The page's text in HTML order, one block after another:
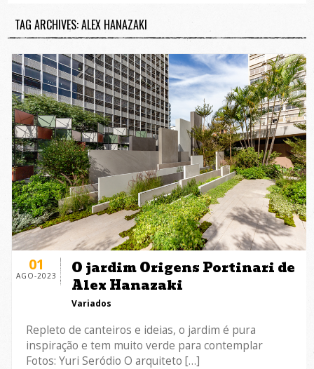
TAG ARCHIVES: ALEX HANAZAKI
01
AGO-2023
O jardim Origens Portinari de
Alex Hanazaki
Variados
Repleto de canteiros e ideias, o jardim é pura
inspiração e tem muito verde para contemplar
Fotos: Yuri Seródio O arquiteto […]